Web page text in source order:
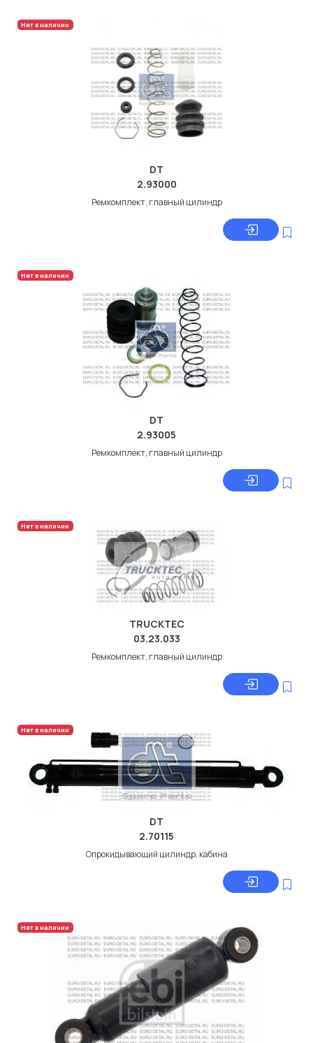
Нет в наличии
DT
2.93000
Ремкомплект, главный цилиндр
Нет в наличии
DT
2.93005
Ремкомплект, главный цилиндр
Нет в наличии
TRUCKTEC
03.23.033
Ремкомплект, главный цилиндр
Нет в наличии
DT
2.70115
Опрокидывающий цилиндр, кабина
Нет в наличии